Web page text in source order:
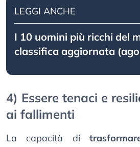
LEGGI ANCHE
I 10 uomini più ricchi del
classifica aggiornata
4) Essere tenaci e
ai fallimenti
La capacità di